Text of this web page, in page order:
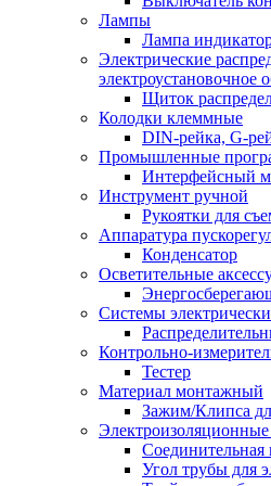
Лампы
Лампа
Электрические
электроустановочное
Щиток
Колодки клеммные
DIN-рейка, G-
Промышленные
Интерфейсный
Инструмент ручной
Рукоятки для
Аппаратура
Конденсатор
Осветительные
Системы
Контрольно-
Тестер
Материал монтажный
Зажим/Клипса
Соединительная
Угол трубы для